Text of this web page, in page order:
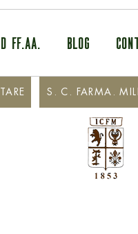
FF.AA. BLOG
S. C. FARMA.